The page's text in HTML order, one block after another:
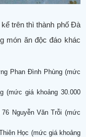
trên thì thành phố Đà
món ăn độc đáo khác
Phan Đình Phùng (mức
(mức giá khoảng 30.000
Nguyễn Văn Trỗi (mức
Học (mức giá khoảng